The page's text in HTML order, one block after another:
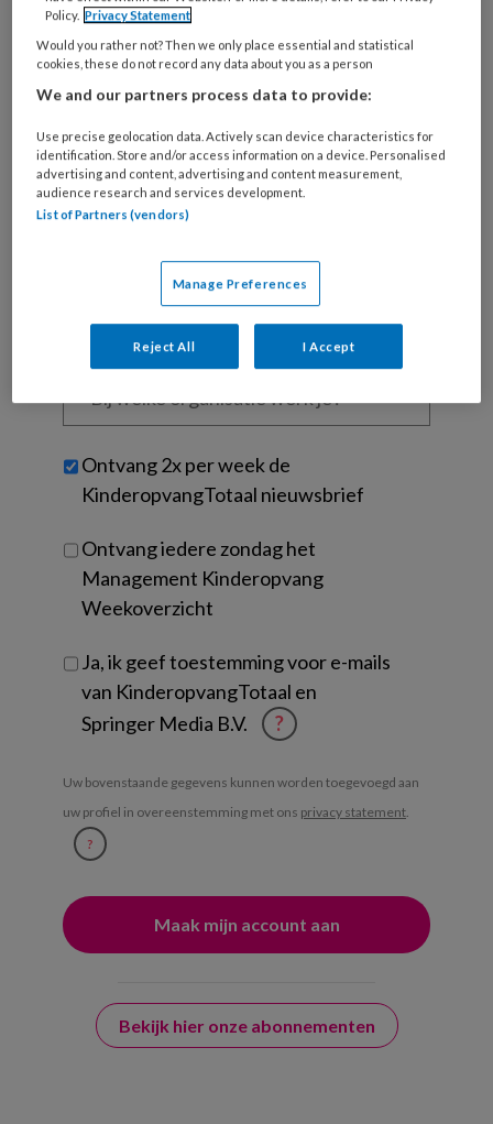
Al een account of abonnement?Log dan in
Wat
is
je
e-
mailadres?
Kies
je
functie *
je?
Untitled
Ontvang 2x per week de
KinderopvangTotaal nieuwsbrief
Ontvang iedere zondag het
Management Kinderopvang
Weekoverzicht
Ja, ik geef toestemming voor e-mails
van KinderopvangTotaal en
Springer Media B.V.
?
Uw bovenstaande gegevens kunnen worden toegevoegd aan
uw profiel in overeenstemming met ons privacy statement.
?
Bekijk hier onze abonnementen
Policy. Privacy Statement
Would you rather not? Then we only place essential and statistical
cookies, these do not record any data about you as a person
We and our partners process data to provide:
Use precise geolocation data. Actively scan device characteristics for
identification. Store and/or access information on a device. Personalised
advertising and content, advertising and content measurement,
audience research and services development.
List of Partners (vendors)
Manage Preferences
Reject All I Accept